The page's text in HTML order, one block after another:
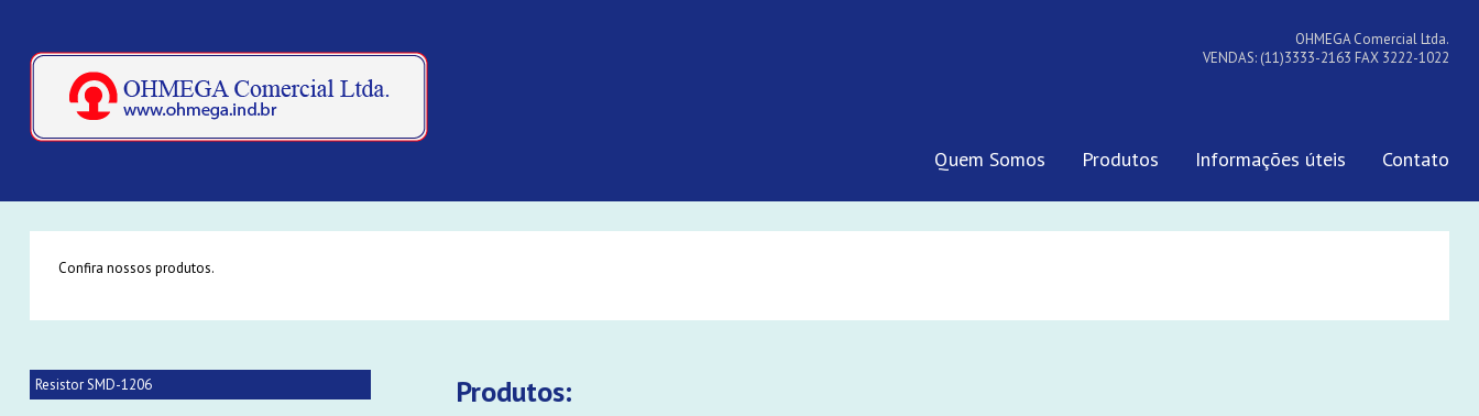
OHMEGA Comercial Ltda.
VENDAS: (11)3333-2163 FAX 3222-1022
Quem Somos Produtos Informações úteis Contato
Confira nossos produtos.
Resistor SMD-1206 Produtos: